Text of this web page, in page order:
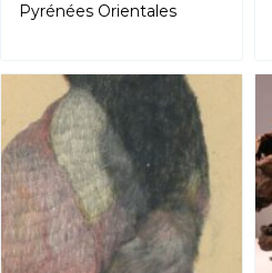
Pyrénées Orientales